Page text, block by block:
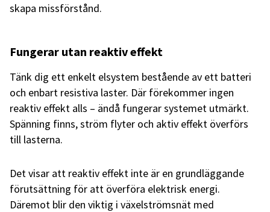
skapa missförstånd.
Fungerar utan reaktiv effekt
Tänk dig ett enkelt elsystem bestående av ett batteri
och enbart resistiva laster. Där förekommer ingen
reaktiv effekt alls – ändå fungerar systemet utmärkt.
Spänning finns, ström flyter och aktiv effekt överförs
till lasterna.
Det visar att reaktiv effekt inte är en grundläggande
förutsättning för att överföra elektrisk energi.
Däremot blir den viktig i växelströmsnät med